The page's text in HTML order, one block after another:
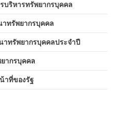
บริหารทรัพยากรบุคคล
ทรัพยากรบุคคล
ทรัพยากรบุคคลประจำปี
ากรบุคคล
าที่ของรัฐ